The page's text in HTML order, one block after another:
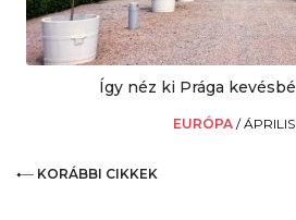
Így néz ki Prága
EURÓPA /ÁPRILIS
KORÁBBI CIKKEK